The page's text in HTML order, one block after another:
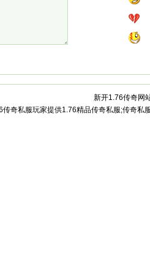
新开1.76传奇网
奇私服玩家提供1.76精品传奇私服;传奇